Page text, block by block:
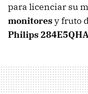
para licenciar su
monitoresy fruto
Philips